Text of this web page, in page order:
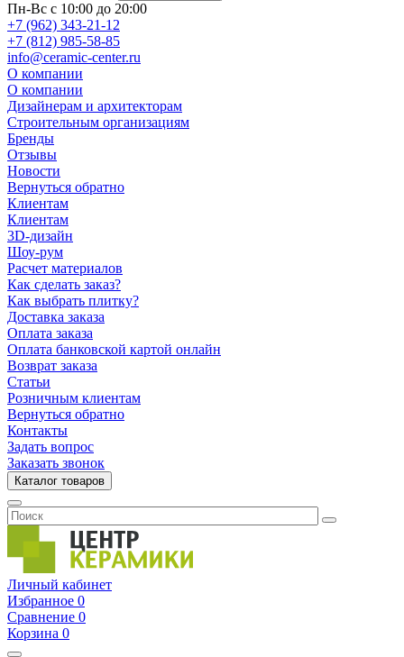
Пн-Вс с 10:00 до 20:00
+7 (962) 343-21-12
+7 (812) 985-58-85
info@ceramic-center.ru
О компании
О компании
Дизайнерам и архитекторам
Строительным организациям
Бренды
Отзывы
Новости
Вернуться обратно
Клиентам
Клиентам
3D-дизайн
Шоу-рум
Расчет материалов
Как сделать заказ?
Как выбрать плитку?
Доставка заказа
Оплата заказа
Оплата банковской картой онлайн
Возврат заказа
Статьи
Розничным клиентам
Вернуться обратно
Контакты
Задать вопрос
Заказать звонок
Каталог товаров
Личный кабинет
Избранное 0
Сравнение 0
Корзина 0